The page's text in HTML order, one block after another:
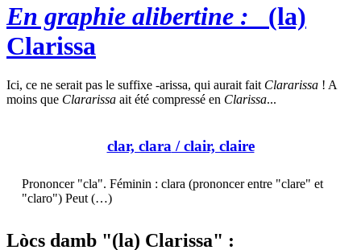
En graphie alibertine : (la)
Clarissa
Ici, ce ne serait pas le suffixe -arissa, qui aurait fait Clararissa ! A
moins que Clararissa ait été compressé en Clarissa...
clar, clara / clair, claire
Prononcer "cla". Féminin : clara (prononcer entre "clare" et
"claro") Peut (…)
Lòcs damb "(la) Clarissa" :